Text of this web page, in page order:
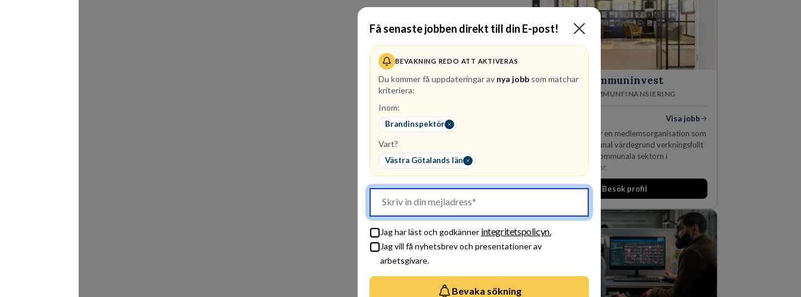
Få senaste jobben direkt till din E-post!
BEVAKNING REDO ATT AKTIVERAS
Du kommer få uppdateringar av nya jobb som matchar
kriteriera:
Inom:
Brandinspektör
Vart?
Västra Götalands län
Jag har läst och godkänner integritetspolicyn.
Jag vill få nyhetsbrev och presentationer av
arbetsgivare.
Bevaka sökning
Kommuninvest
KOMMUNFINANSIERING
Visa jobb
Kommuninvest är en medlemsorganisation som
utifrån en kommunal värdegrund verkningsfullt
företräder den kommunala sektorn i
finansieringsfrågor.
Besök profil